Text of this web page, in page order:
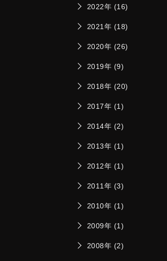
2022年 (16)
2021年 (18)
2020年 (26)
2019年 (9)
2018年 (20)
2017年 (1)
2014年 (2)
2013年 (1)
2012年 (1)
2011年 (3)
2010年 (1)
2009年 (1)
2008年 (2)